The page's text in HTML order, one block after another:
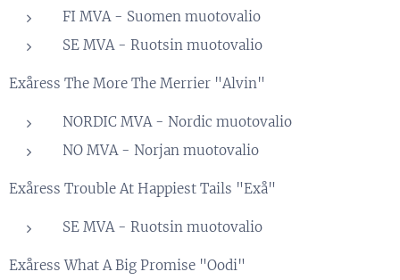
FI MVA - Suomen muotovalio
SE MVA - Ruotsin muotovalio
Exåress The More The Merrier "Alvin"
NORDIC MVA - Nordic muotovalio
NO MVA - Norjan muotovalio
Exåress Trouble At Happiest Tails "Exå"
SE MVA - Ruotsin muotovalio
Exåress What A Big Promise "Oodi"